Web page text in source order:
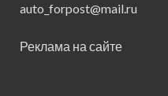
auto_forpost@mail.ru
Реклама на сайте